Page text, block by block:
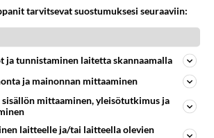
joutua pakkopaitaan.
tarvitsevat suostumuksesi seuraaviin:
ja tunnistaminen laitetta skannaamalla
ja mainonnan mittaaminen
mittaaminen, yleisötutkimus ja
laitteelle ja/tai laitteella olevien